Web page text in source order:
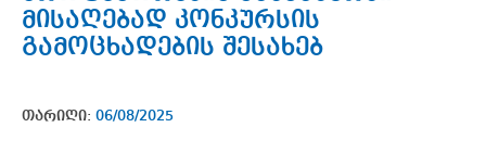
მისაღებად კონკურსის
გამოცხადების შესახებ
თარიღი: 06/08/2025